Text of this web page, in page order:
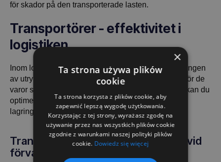
för skador på den transporterade lasten.
Transportörer - effektivitet i
logistiken
Inom logistiken är det viktigt att maximera användningen
av utrymme och samtidigt upprätthålla säkerheten för de
varor som transporteras. Med våra transportbärare kan du
optimera kostnaderna och öka effektiviteten i dina
lagrings- och transportprocesser.
Transportkorgar - sparar utrymme vid
förvaring och transport
×
Ta strona używa plików
cookie
Ta strona korzysta z plików cookie, aby
zapewnić lepszą wygodę użytkowania.
Korzystając z tej strony, wyrażasz zgodę na
używanie przez nas wszystkich plików cookie
zgodnie z warunkami naszej polityki plików
cookie. Dowiedz się więcej